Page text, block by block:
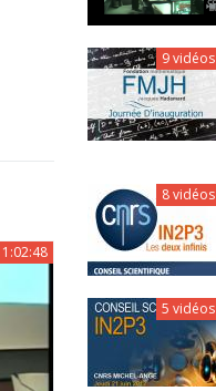
1:02:48
9 vidéos
8 vidéos
5 vidéos